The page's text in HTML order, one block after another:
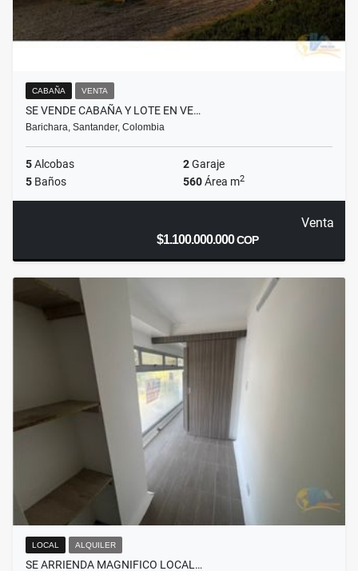
CABAÑA VENTA
SE VENDE CABAÑA Y LOTE EN VE…
Barichara, Santander, Colombia
5Alcobas 2Garaje
5 Baños 560Área m2
Venta
$1.100.000.000COP
LOCAL ALQUILER
SE ARRIENDA MAGNIFICO LOCAL…